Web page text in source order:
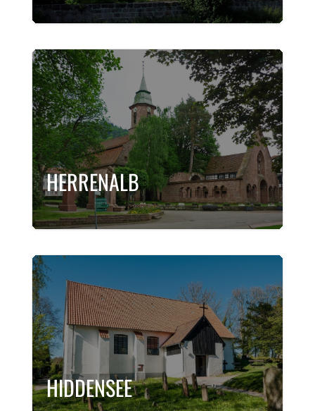
HERRENALB
HIDDENSEE